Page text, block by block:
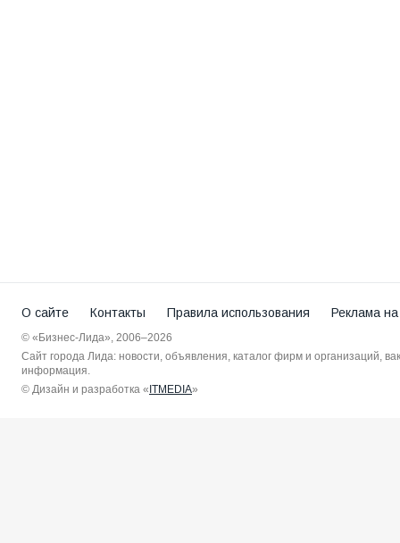
О сайте Контакты Правила использования Реклама
© «Бизнес-Лида», 2006–2026
Сайт города Лида: новости, объявления, каталог фирм и организаций,
информация.
© Дизайн и разработка « ITMEDIA»